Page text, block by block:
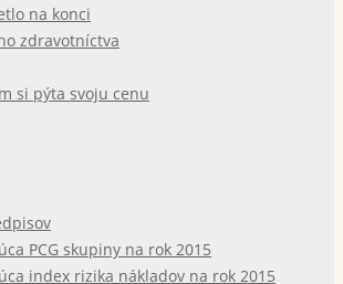
na konci
zdravotníctva
si pýta svoju cenu
PCG skupiny na rok 2015
index rizika nákladov na rok 2015